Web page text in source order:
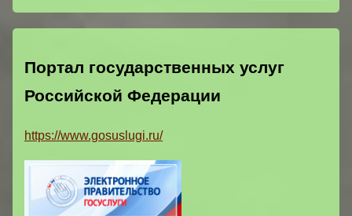
Портал государственных услуг
Российской Федерации
https://www.gosuslugi.ru/